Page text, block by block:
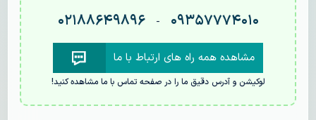
۰۹۳۵۷۷۷۴۰۱۰ - ۰۲۱۸۸۶۴۹۸۹۶
مشاهده همه راه های ارتباط با ما
لوکیشن و آدرس دقیق ما را در صفحه تماس با ما مشاهده کنید!